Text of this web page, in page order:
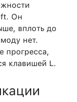
Он
вплоть до
нет.
прогресса,
клавишей L.